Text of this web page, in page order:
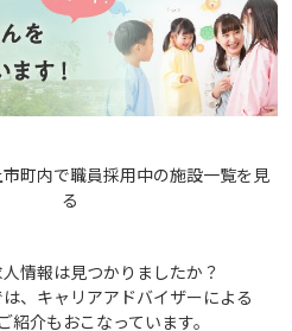
町内で職員採用中の施設一覧を見
る
情報は見つかりましたか？
、キャリアアドバイザーによる
紹介もおこなっています。